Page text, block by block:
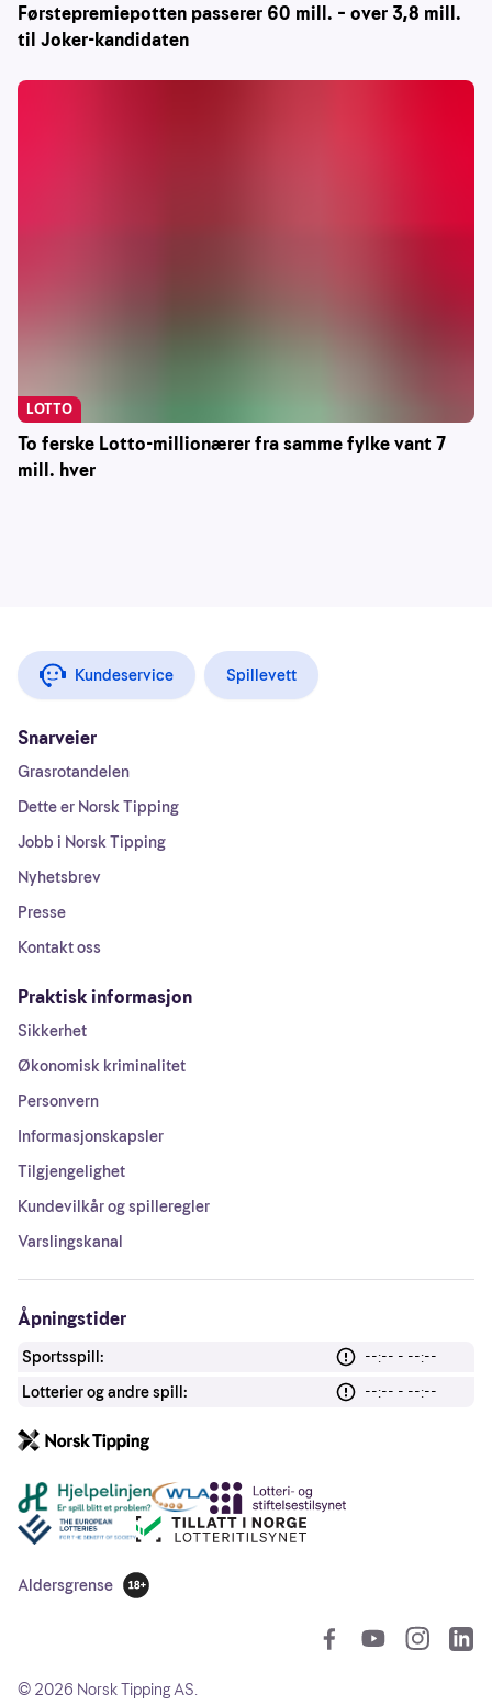
Førstepremiepotten passerer 60 mill. – over 3,8 mill.
til Joker-kandidaten
To ferske Lotto-millionærer fra samme fylke vant 7
mill. hver
LOTTO
Kundeservice Spillevett
Snarveier
Grasrotandelen
Dette er Norsk Tipping
Jobb i Norsk Tipping
Nyhetsbrev
Presse
Kontakt oss
Praktisk informasjon
Sikkerhet
Økonomisk kriminalitet
Personvern
Informasjonskapsler
Tilgjengelighet
Kundevilkår og spilleregler
Varslingskanal
Åpningstider
Sportsspill:
--:-- - --:--
Lotterier og andre spill:
--:-- - --:--
Andre lenker
Aldersgrense
18 år
© 2026 Norsk Tipping AS.